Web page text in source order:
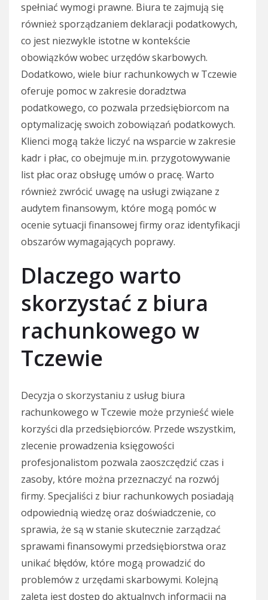
spełniać wymogi prawne. Biura te zajmują się
również sporządzaniem deklaracji podatkowych,
co jest niezwykle istotne w kontekście
obowiązków wobec urzędów skarbowych.
Dodatkowo, wiele biur rachunkowych w Tczewie
oferuje pomoc w zakresie doradztwa
podatkowego, co pozwala przedsiębiorcom na
optymalizację swoich zobowiązań podatkowych.
Klienci mogą także liczyć na wsparcie w zakresie
kadr i płac, co obejmuje m.in. przygotowywanie
list płac oraz obsługę umów o pracę. Warto
również zwrócić uwagę na usługi związane z
audytem finansowym, które mogą pomóc w
ocenie sytuacji finansowej firmy oraz identyfikacji
obszarów wymagających poprawy.
Dlaczego warto
skorzystać z biura
rachunkowego w
Tczewie
Decyzja o skorzystaniu z usług biura
rachunkowego w Tczewie może przynieść wiele
korzyści dla przedsiębiorców. Przede wszystkim,
zlecenie prowadzenia księgowości
profesjonalistom pozwala zaoszczędzić czas i
zasoby, które można przeznaczyć na rozwój
firmy. Specjaliści z biur rachunkowych posiadają
odpowiednią wiedzę oraz doświadczenie, co
sprawia, że są w stanie skutecznie zarządzać
sprawami finansowymi przedsiębiorstwa oraz
unikać błędów, które mogą prowadzić do
problemów z urzędami skarbowymi. Kolejną
zaletą jest dostęp do aktualnych informacji na